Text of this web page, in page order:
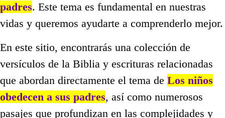
padres. Este tema es fundamental en nuestras
vidas y queremos ayudarte a comprenderlo mejor.
En este sitio, encontrarás una colección de
versículos de la Biblia y escrituras relacionadas
que abordan directamente el tema de Los niños
obedecen a sus padres, así como numerosos
pasajes que profundizan en las complejidades y